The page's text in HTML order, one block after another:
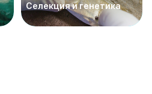
Селекция и генетика